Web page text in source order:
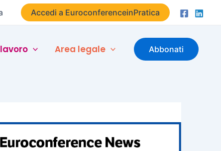
Accedi a EuroconferenceinPratica
Area legale Abbonati